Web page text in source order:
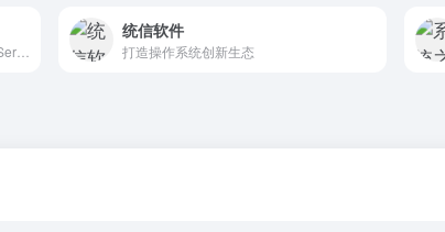
统信软件
打造操作系统创新生态